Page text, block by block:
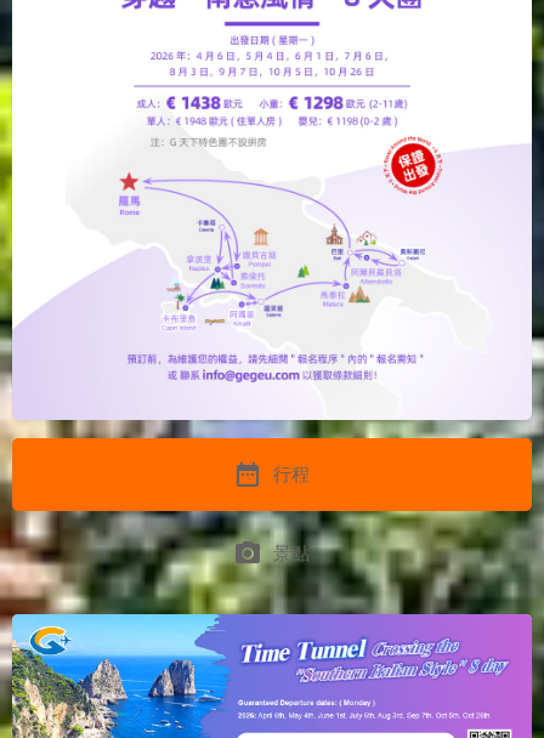
date_range 行程
photo_camera 景點